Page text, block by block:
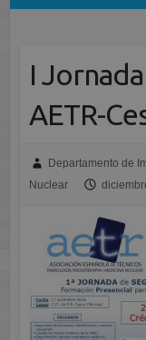
I
AETR-
Departamento de
Nuclear